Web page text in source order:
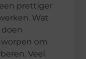
prettiger
Wat
om
Veel